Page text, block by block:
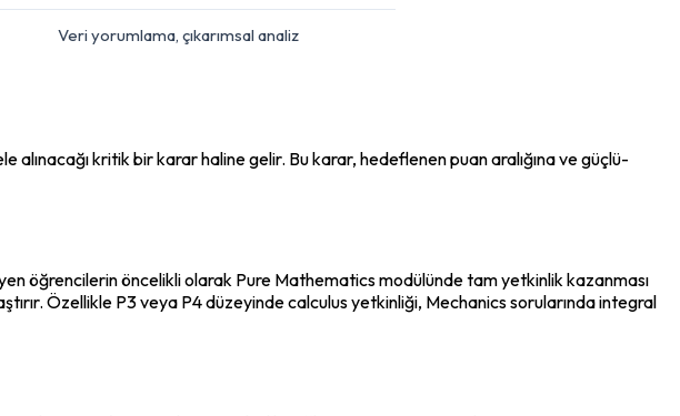
Veri yorumlama, çıkarımsal analiz
alınacağı kritik bir karar haline gelir. Bu karar, hedeflenen puan aralığına ve güçlü-
öğrencilerin öncelikli olarak Pure Mathematics modülünde tam yetkinlik kazanması
Özellikle P3 veya P4 düzeyinde calculus yetkinliği, Mechanics sorularında integral